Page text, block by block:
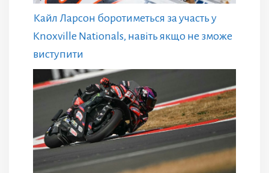
Кайл Ларсон боротиметься за участь у
Knoxville Nationals, навіть якщо не зможе
виступити